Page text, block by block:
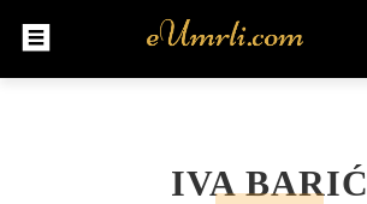
IVA BARIĆ